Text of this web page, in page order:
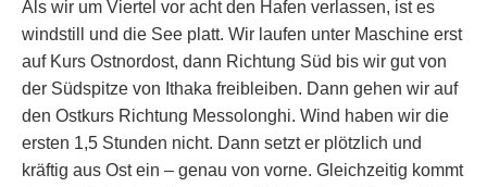
Als wir um Viertel vor acht den Hafen verlassen, ist es
windstill und die See platt. Wir laufen unter Maschine erst
auf Kurs Ostnordost, dann Richtung Süd bis wir gut von
der Südspitze von Ithaka freibleiben. Dann gehen wir auf
den Ostkurs Richtung Messolonghi. Wind haben wir die
ersten 1,5 Stunden nicht. Dann setzt er plötzlich und
kräftig aus Ost ein – genau von vorne. Gleichzeitig kommt